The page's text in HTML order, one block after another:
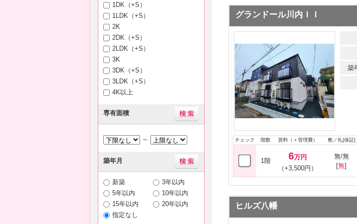
1DK（+S）
1LDK（+S）
2K
2DK（+S）
2LDK（+S）
3K
3DK（+S）
3LDK（+S）
4K以上
専有面積
～
築年月
新築
3年以内
5年以内
10年以内
15年以内
20年以内
指定なし
グランドール川内ＩＩ
築
チェック 階数 賃料（＋管理費） 敷／礼[保証]
1階 6万円
（+3,500円）
無/無
[無]
ヒルズ八幡